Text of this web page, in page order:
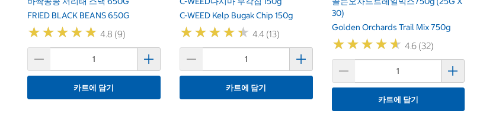
FRIED BLACK BEANS 650G
★★★★★
★★★★★ 4.8 (9)
카트에 담기
C-WEED Kelp Bugak Chip 150g
★★★★★
★★★★★ 4.4 (13)
카트에 담기
30)
Golden Orchards Trail Mix 750g
★★★★★
★★★★★ 4.6 (32)
카트에 담기